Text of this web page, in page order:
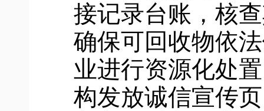
接记录台账，核
确保可回收物依
业进行资源化处
构发放诚信宣传